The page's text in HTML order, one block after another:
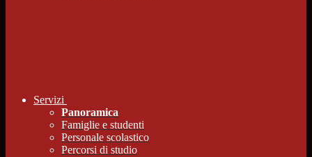
Servizi
Panoramica
Famiglie e studenti
Personale scolastico
Percorsi di studio